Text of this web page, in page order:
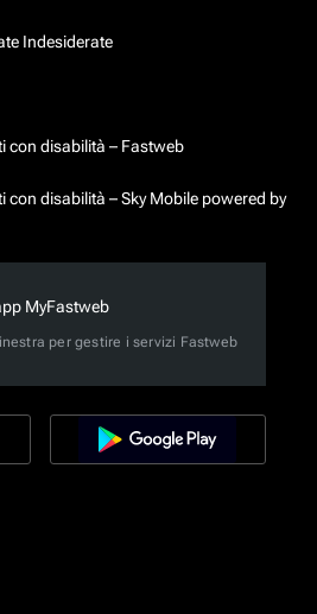
Indesiderate
con disabilità – Fastweb
con disabilità – Sky Mobile powered by
MyFastweb
per gestire i servizi Fastweb